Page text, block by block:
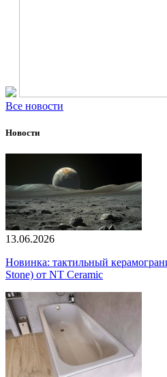
Все новости
Новости
13.06.2026
Новинка: тактильный
Stone) от NT Ceramic